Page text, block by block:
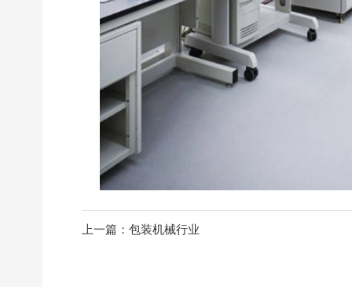
上一篇：包装机械行业